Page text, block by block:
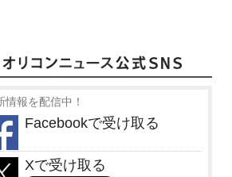
情報を配信中！
Facebookで受け取る
Xで受け取る